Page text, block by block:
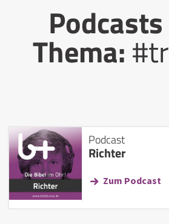
Thema:
Podcast
Richter
Zum Podcast